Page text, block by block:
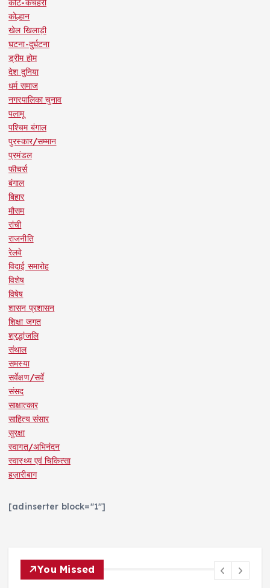
कोल्हान
खेल खिलाड़ी
घटना-दुर्घटना
ड्रीम होम
देश दुनिया
धर्म समाज
नगरपालिका चुनाव
पलामू
पश्चिम बंगाल
पुरस्कार/सम्मान
प्रमंडल
फीचर्स
बंगाल
बिहार
मौसम
रांची
राजनीति
रेलवे
विदाई समारोह
विशेष
विषेष
शासन प्रशासन
शिक्षा जगत
श्रद्धांजलि
संथाल
समस्या
सर्वेक्षण/सर्वे
संसद
साक्षात्कार
साहित्य संसार
सुरक्षा
स्वागत/अभिनंदन
स्वास्थ्य एवं चिकित्सा
हज़ारीबाग
[adinserter block="1"]
You Missed